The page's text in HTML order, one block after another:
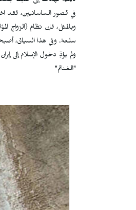
في قصور الساسانيين، فقد
وبالمثل، فإن نظام (الزواج
سلعة. وفي هذا السياق،
ولم يؤدِّ دخول الإسلام إلى
"الغنائم"